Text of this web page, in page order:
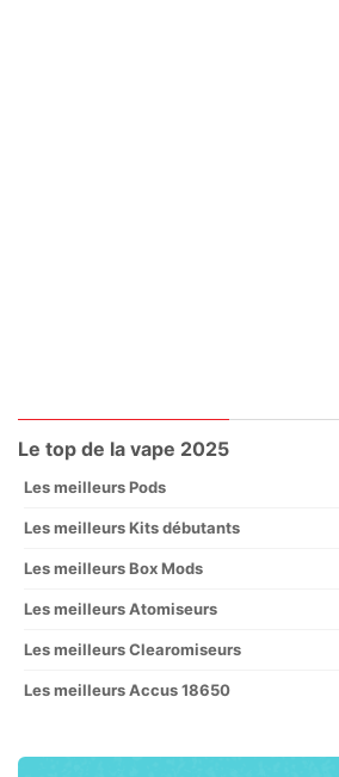
Le top de la vape 2025
Les meilleurs Pods
Les meilleurs Kits débutants
Les meilleurs Box Mods
Les meilleurs Atomiseurs
Les meilleurs Clearomiseurs
Les meilleurs Accus 18650